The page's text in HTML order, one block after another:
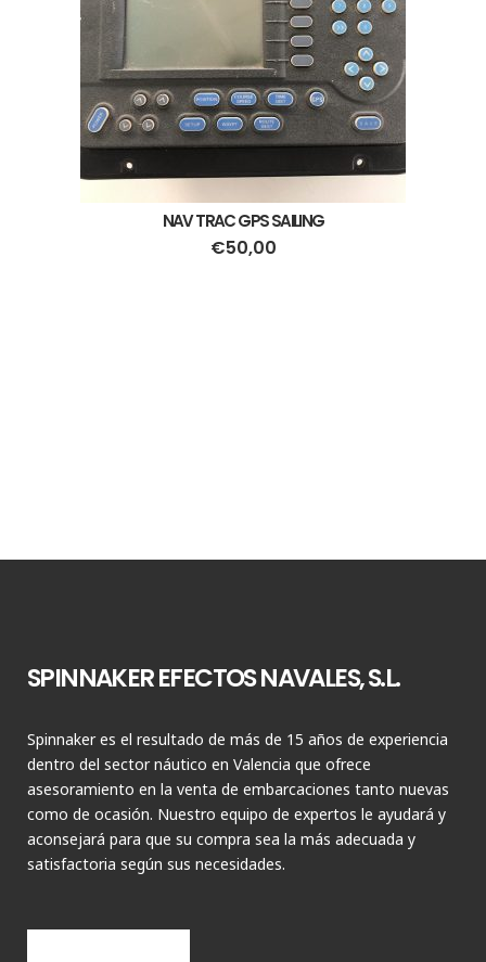
NAV TRAC GPS SAILING
€50,00
SPINNAKER EFECTOS NAVALES, S.L.
Spinnaker es el resultado de más de 15 años de experiencia
dentro del sector náutico en Valencia que ofrece
asesoramiento en la venta de embarcaciones tanto nuevas
como de ocasión. Nuestro equipo de expertos le ayudará y
aconsejará para que su compra sea la más adecuada y
satisfactoria según sus necesidades.